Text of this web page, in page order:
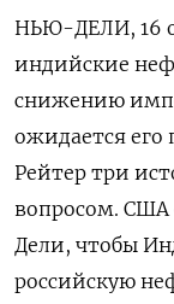
НЬЮ-ДЕЛИ, 16
индийские
снижению
ожидается его
Рейтер три
вопросом. США
Дели, чтобы
российскую